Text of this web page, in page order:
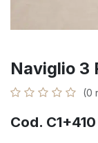
Naviglio 3
(0
Cod.